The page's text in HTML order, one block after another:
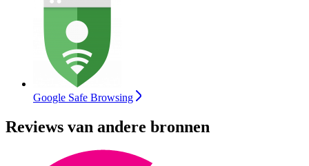
Google Safe Browsing
Reviews van andere bronnen